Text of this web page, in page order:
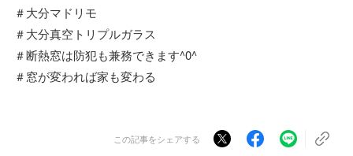
＃大分マドリモ
＃大分真空トリプルガラス
＃断熱窓は防犯も兼務できます^0^
＃窓が変われば家も変わる
この記事をシェアする